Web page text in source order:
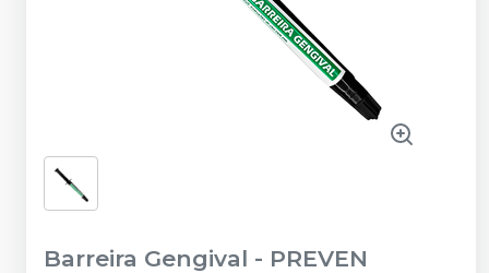
Barreira Gengival - PREVEN